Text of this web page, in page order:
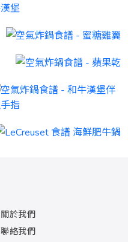
關於我們
聯絡我們